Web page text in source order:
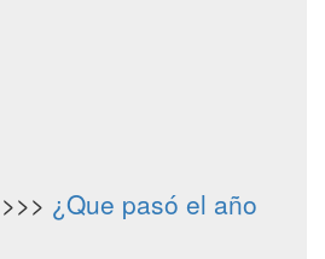
>>> ¿Que pasó el año